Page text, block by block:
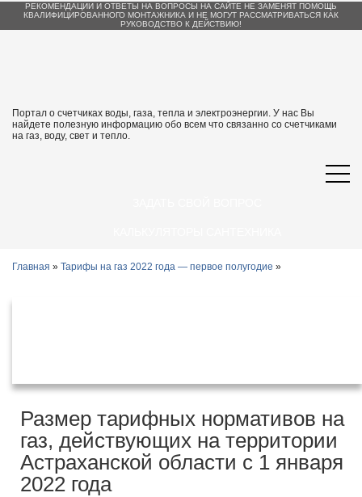
РЕКОМЕНДАЦИИ И ОТВЕТЫ НА ВОПРОСЫ НА САЙТЕ НЕ ЗАМЕНЯТ ПОМОЩЬ
КВАЛИФИЦИРОВАННОГО МОНТАЖНИКА И НЕ МОГУТ РАССМАТРИВАТЬСЯ КАК
РУКОВОДСТВО К ДЕЙСТВИЮ!
Портал о счетчиках воды, газа, тепла и электроэнергии. У нас Вы
найдете полезную информацию обо всем что связанно со счетчиками
на газ, воду, свет и тепло.
Главная » Тарифы на газ 2022 года — первое полугодие »
Размер тарифных нормативов на
газ, действующих на территории
Астраханской области с 1 января
2022 года